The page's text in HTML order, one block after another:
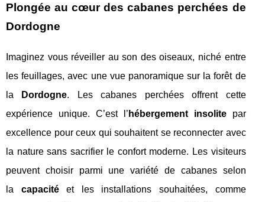
Plongée au cœur des cabanes perchées de
Dordogne
Imaginez vous réveiller au son des oiseaux, niché entre
les feuillages, avec une vue panoramique sur la forêt de
la
Dordogne. Les cabanes perchées offrent cette
expérience unique. C’est l’ hébergement insolitepar
excellence pour ceux qui souhaitent se reconnecter avec
la nature sans sacrifier le confort moderne. Les visiteurs
peuvent choisir parmi une variété de cabanes selon
la capacitéet les installations souhaitées, comme